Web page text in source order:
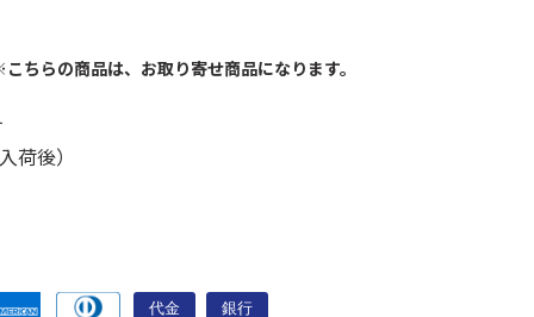
ちらの商品は、お取り寄せ商品になります。
荷後）